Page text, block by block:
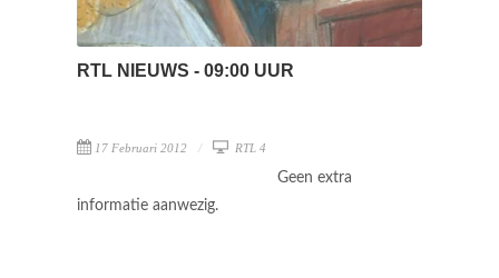
RTL NIEUWS - 09:00 UUR
17 Februari 2012 RTL 4
Geen extra
informatie aanwezig.